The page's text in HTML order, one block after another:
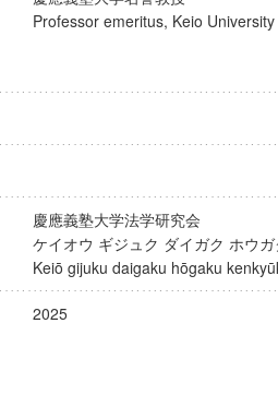
Professor emeritus, Keio
慶應義塾大学法学研究会
ケイオウ ギジュク ダイガク ホウ
Keiō gijuku daigaku hōgaku
2025